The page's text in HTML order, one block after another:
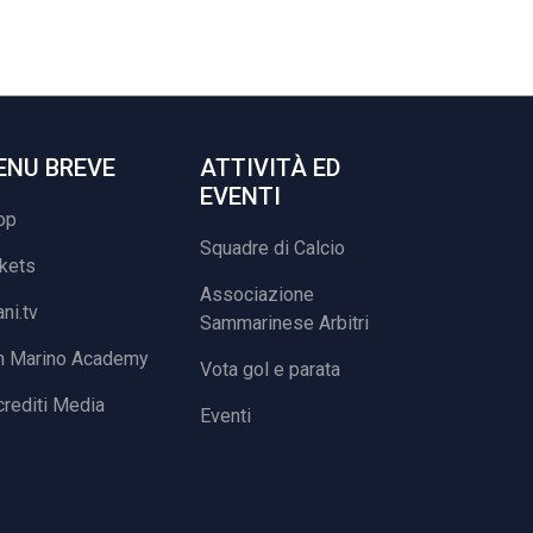
BREVE
Marino Academy
Media
ATTIVITÀ ED
EVENTI
Squadre di Calcio
Associazione
Sammarinese Arbitri
Vota gol e parata
Eventi